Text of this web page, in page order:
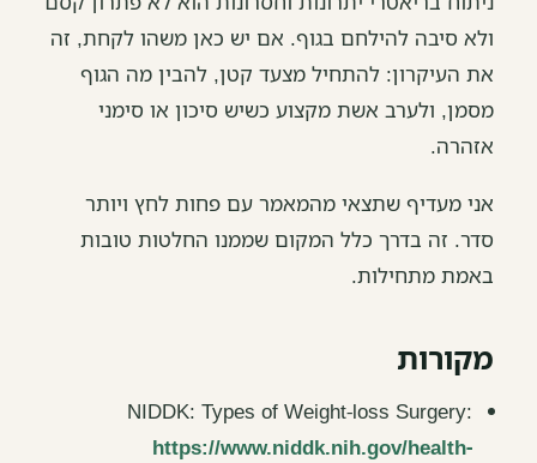
ולא סיבה להילחם בגוף. אם יש כאן משהו לקחת, זה
את העיקרון: להתחיל מצעד קטן, להבין מה הגוף
מסמן, ולערב אשת מקצוע כשיש סיכון או סימני
אזהרה.
אני מעדיף שתצאי מהמאמר עם פחות לחץ ויותר
סדר. זה בדרך כלל המקום שממנו החלטות טובות
באמת מתחילות.
מקורות
NIDDK: Types of Weight-loss Surgery:
https://www.niddk.nih.gov/health-